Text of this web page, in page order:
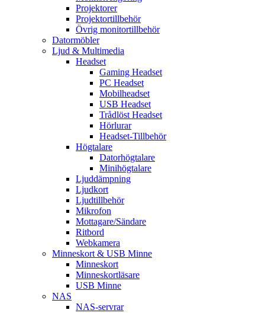
Projektorer
Projektortillbehör
Övrig monitortillbehör
Datormöbler
Ljud & Multimedia
Headset
Gaming Headset
PC Headset
Mobilheadset
USB Headset
Trådlöst Headset
Hörlurar
Headset-Tillbehör
Högtalare
Datorhögtalare
Minihögtalare
Ljuddämpning
Ljudkort
Ljudtillbehör
Mikrofon
Mottagare/Sändare
Ritbord
Webkamera
Minneskort & USB Minne
Minneskort
Minneskortläsare
USB Minne
NAS
NAS-servrar